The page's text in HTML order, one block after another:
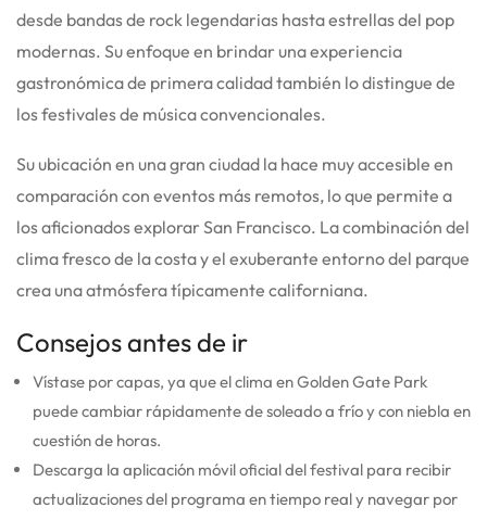
desde bandas de rock legendarias hasta estrellas del pop
modernas. Su enfoque en brindar una experiencia
gastronómica de primera calidad también lo distingue de
los festivales de música convencionales.
Su ubicación en una gran ciudad la hace muy accesible en
comparación con eventos más remotos, lo que permite a
los aficionados explorar San Francisco. La combinación del
clima fresco de la costa y el exuberante entorno del parque
crea una atmósfera típicamente californiana.
Consejos antes de ir
Vístase por capas, ya que el clima en Golden Gate Park
puede cambiar rápidamente de soleado a frío y con niebla en
cuestión de horas.
Descarga la aplicación móvil oficial del festival para recibir
actualizaciones del programa en tiempo real y navegar por